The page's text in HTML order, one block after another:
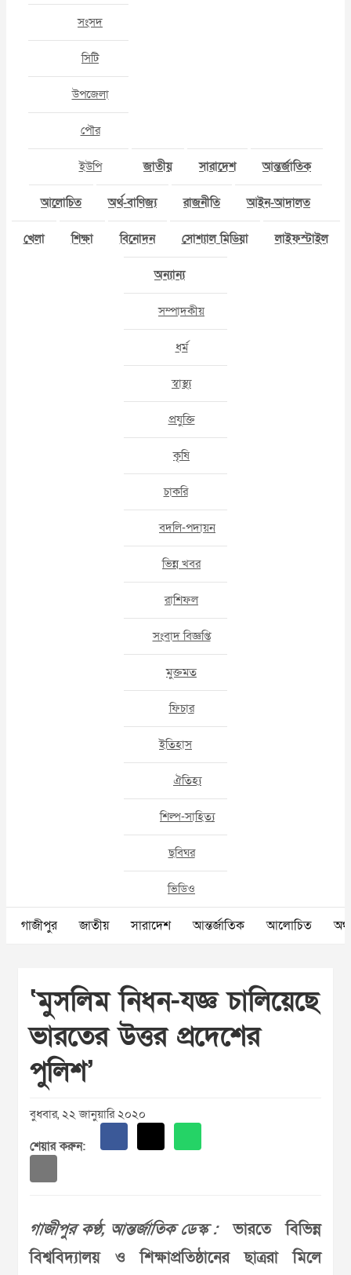
সংসদ
সিটি
উপজেলা
পৌর
ইউপি জাতীয় সারাদেশ আন্তর্জাতিক
আলোচিত অর্থ-বাণিজ্য রাজনীতি আইন-আদালত
খেলা শিক্ষা বিনোদন সোশ্যাল মিডিয়া লাইফস্টাইল
অন্যান্য
সম্পাদকীয়
ধর্ম
স্বাস্থ্য
প্রযুক্তি
কৃষি
চাকরি
বদলি-পদায়ন
ভিন্ন খবর
রাশিফল
সংবাদ বিজ্ঞপ্তি
মুক্তমত
ফিচার
ইতিহাস
ঐতিহ্য
শিল্প-সাহিত্য
ছবিঘর
ভিডিও
গাজীপুর জাতীয় সারাদেশ আন্তর্জাতিক আলোচিত
‘মুসলিম নিধন-যজ্ঞ চালিয়েছে
ভারতের উত্তর প্রদেশের
পুলিশ’
বুধবার, ২২ জানুয়ারি ২০২০
শেয়ার করুন:
গাজীপুর কণ্ঠ, আন্তর্জাতিক ডেস্ক :ভারতে বিভিন্ন
বিশ্ববিদ্যালয় ও শিক্ষাপ্রতিষ্ঠানের ছাত্ররা মিলে